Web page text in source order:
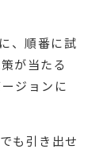
、順番に試
が当たる
ジョンに
も引き出せ